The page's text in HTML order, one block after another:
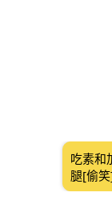
吃素和
腿[偷